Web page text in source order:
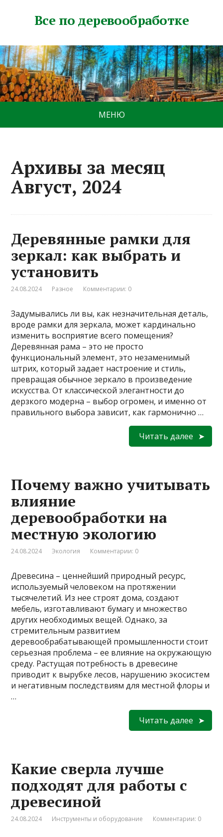
Все по деревообработке
МЕНЮ
Архивы за месяц
Август, 2024
Деревянные рамки для
зеркал: как выбрать и
установить
24.08.2024 Разное Комментарии: 0
Задумывались ли вы, как незначительная деталь,
вроде рамки для зеркала, может кардинально
изменить восприятие всего помещения?
Деревянная рама – это не просто
функциональный элемент, это незаменимый
штрих, который задает настроение и стиль,
превращая обычное зеркало в произведение
искусства. От классической элегантности до
дерзкого модерна – выбор огромен, и именно от
правильного выбора зависит, как гармонично …
Читать далее
Почему важно учитывать
влияние
деревообработки на
местную экологию
24.08.2024 Экология Комментарии: 0
Древесина – ценнейший природный ресурс,
используемый человеком на протяжении
тысячелетий. Из нее строят дома, создают
мебель, изготавливают бумагу и множество
других необходимых вещей. Однако, за
стремительным развитием
деревообрабатывающей промышленности стоит
серьезная проблема – ее влияние на окружающую
среду. Растущая потребность в древесине
приводит к вырубке лесов, нарушению экосистем
и негативным последствиям для местной флоры и
…
Читать далее
Какие сверла лучше
подходят для работы с
древесиной
24.08.2024 Инструменты и оборудование Комментарии: 0